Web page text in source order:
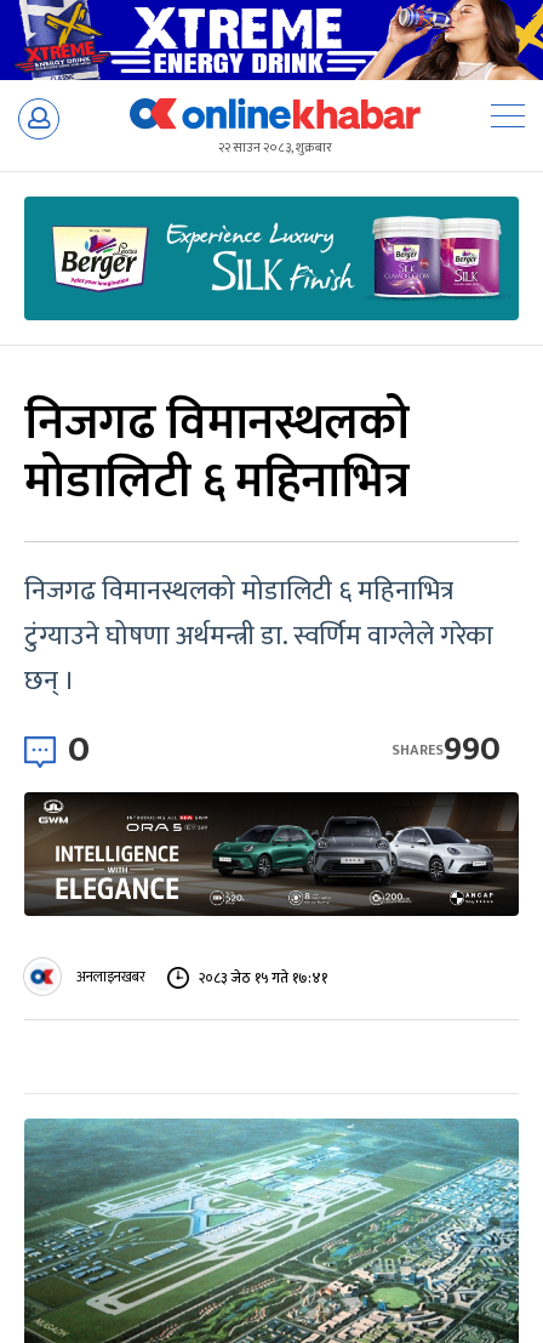
Skip
२२ साउन २०८३, शुक्रबार
निजगढ विमानस्थलको
मोडालिटी ६ महिनाभित्र
निजगढ विमानस्थलको मोडालिटी ६ महिनाभित्र
टुंग्याउने घोषणा अर्थमन्त्री डा. स्वर्णिम वाग्लेले गरेका
छन् ।
0 990
SHARES
अनलाइनखबर २०८३ जेठ १५ गते १७:४१